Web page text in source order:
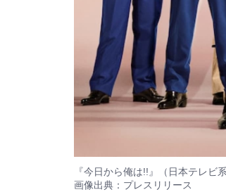
『今日から俺は!!』（日本テレビ系
画像出典： プレスリリース